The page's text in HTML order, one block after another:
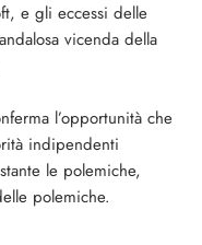
e gli eccessi delle
vicenda della
l’opportunità che
indipendenti
le polemiche,
polemiche.